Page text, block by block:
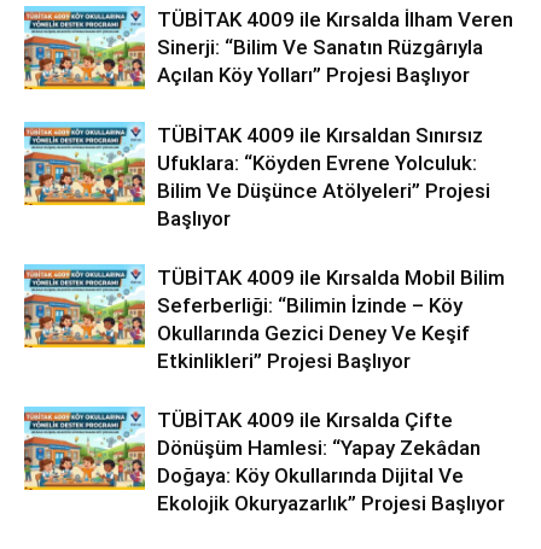
TÜBİTAK 4009 ile Kırsalda İlham Veren
Sinerji: “Bilim Ve Sanatın Rüzgârıyla
Açılan Köy Yolları” Projesi Başlıyor
TÜBİTAK 4009 ile Kırsaldan Sınırsız
Ufuklara: “Köyden Evrene Yolculuk:
Bilim Ve Düşünce Atölyeleri” Projesi
Başlıyor
TÜBİTAK 4009 ile Kırsalda Mobil Bilim
Seferberliği: “Bilimin İzinde – Köy
Okullarında Gezici Deney Ve Keşif
Etkinlikleri” Projesi Başlıyor
TÜBİTAK 4009 ile Kırsalda Çifte
Dönüşüm Hamlesi: “Yapay Zekâdan
Doğaya: Köy Okullarında Dijital Ve
Ekolojik Okuryazarlık” Projesi Başlıyor